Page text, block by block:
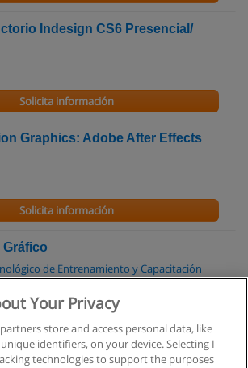
Indesign CS6 Presencial/
Solicita información
Graphics: Adobe After Effects
Solicita información
de Entrenamiento y Capacitación
Solicita información
con Materiales Gratis
Your Privacy
store and access personal data, like
identifiers, on your device. Selecting I
technologies to support the purposes